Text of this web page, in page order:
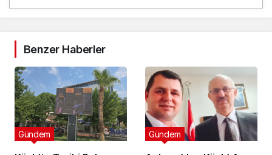
Benzer Haberler
Gündem Gündem